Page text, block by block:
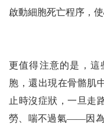
啟動細胞死亡程序，使
更值得注意的是，這
胞，還出現在骨骼肌
止時沒症狀，一旦走
勞、喘不過氣——因為